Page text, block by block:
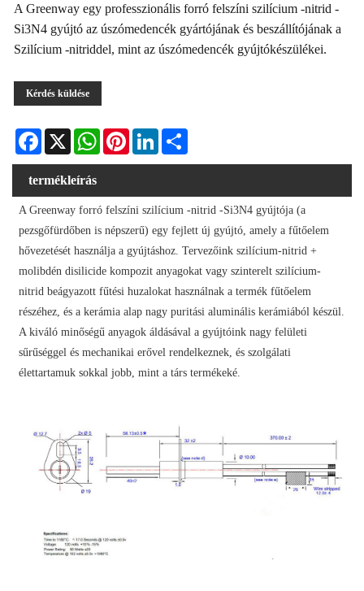
A Greenway egy professzionális forró felszíni szilícium -nitrid -
Si3N4 gyújtó az úszómedencék gyártójának és beszállítójának a
Szilícium -nitriddel, mint az úszómedencék gyújtókészülékei.
Kérdés küldése
Facebook
X WhatsAppPinterestLinkedIn
termékleírás
A Greenway forró felszíni szilícium -nitrid -Si3N4 gyújtója (a
pezsgőfürdőben is népszerű) egy fejlett új gyújtó, amely a fűtőelem
hővezetését használja a gyújtáshoz. Tervezőink szilícium-nitrid +
molibdén disilicide kompozit anyagokat vagy szinterelt szilícium-
nitrid beágyazott fűtési huzalokat használnak a termék fűtőelem
részéhez, és a kerámia alap nagy puritási aluminális kerámiából készül.
A kiváló minőségű anyagok áldásával a gyújtóink nagy felületi
sűrűséggel és mechanikai erővel rendelkeznek, és szolgálati
élettartamuk sokkal jobb, mint a társ termékeké.